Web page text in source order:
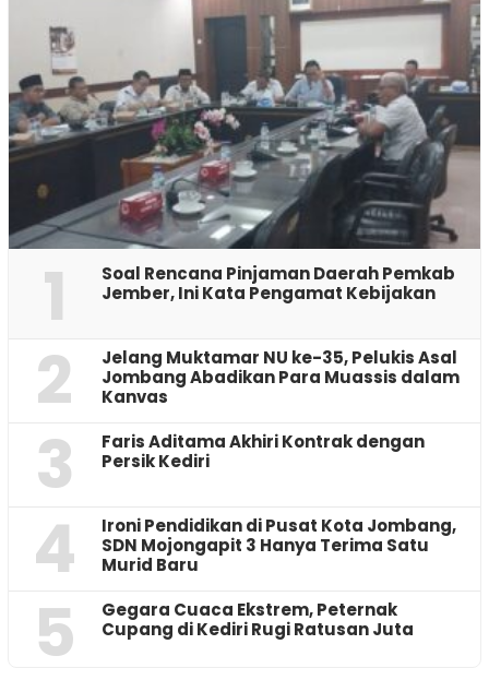
1
‎Soal Rencana Pinjaman Daerah Pemkab
Jember, Ini Kata Pengamat Kebijakan ‎
2
Jelang Muktamar NU ke-35, Pelukis Asal
Jombang Abadikan Para Muassis dalam
Kanvas
3
Faris Aditama Akhiri Kontrak dengan
Persik Kediri
4
Ironi Pendidikan di Pusat Kota Jombang,
SDN Mojongapit 3 Hanya Terima Satu
Murid Baru
5
‎Gegara Cuaca Ekstrem, Peternak
Cupang di Kediri Rugi Ratusan Juta